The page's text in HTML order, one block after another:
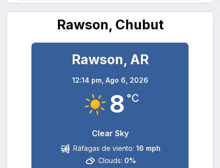
Rawson, Chubut
Rawson, AR
12:14 pm, Ago 6, 2026
8 °C
Clear Sky
Ráfagas de viento: 16 mph
Clouds: 0%